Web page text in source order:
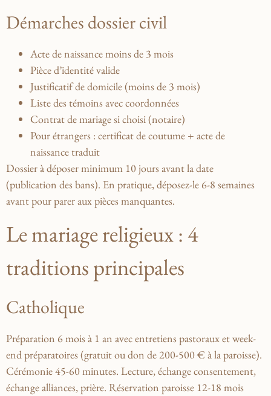
Démarches dossier civil
Acte de naissance moins de 3 mois
Pièce d’identité valide
Justificatif de domicile (moins de 3 mois)
Liste des témoins avec coordonnées
Contrat de mariage si choisi (notaire)
Pour étrangers : certificat de coutume + acte de
naissance traduit
Dossier à déposer minimum 10 jours avant la date
(publication des bans). En pratique, déposez-le 6-8 semaines
avant pour parer aux pièces manquantes.
Le mariage religieux : 4
traditions principales
Catholique
Préparation 6 mois à 1 an avec entretiens pastoraux et week-
end préparatoires (gratuit ou don de 200-500 € à la paroisse).
Cérémonie 45-60 minutes. Lecture, échange consentement,
échange alliances, prière. Réservation paroisse 12-18 mois